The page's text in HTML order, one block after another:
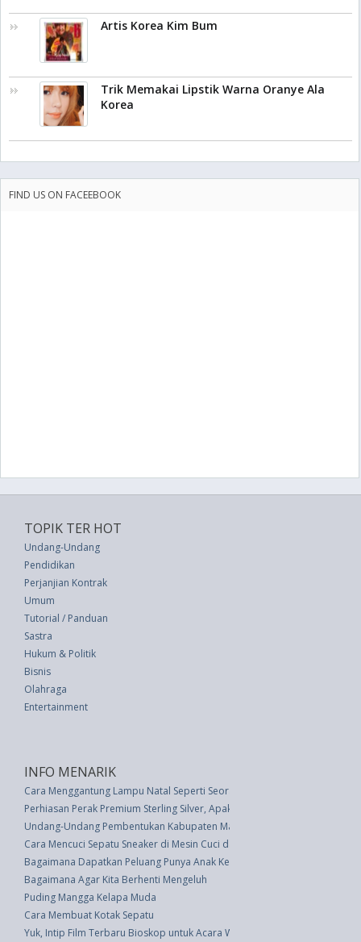
Artis Korea Kim Bum
Trik Memakai Lipstik Warna Oranye Ala
Korea
FIND US ON FACEEBOOK
TOPIK TER HOT
Undang-Undang
Pendidikan
Perjanjian Kontrak
Umum
Tutorial / Panduan
Sastra
Hukum & Politik
Bisnis
Olahraga
Entertainment
INFO MENARIK
Cara Menggantung Lampu Natal Seperti Seorang Profesional
Perhiasan Perak Premium Sterling Silver, Apakah Itu?
Undang-Undang Pembentukan Kabupaten Mamberamo Raya Di Provinsi
Cara Mencuci Sepatu Sneaker di Mesin Cuci dan dengan Tangan
Bagaimana Dapatkan Peluang Punya Anak Kembar?
Bagaimana Agar Kita Berhenti Mengeluh
Puding Mangga Kelapa Muda
Cara Membuat Kotak Sepatu
Yuk, Intip Film Terbaru Bioskop untuk Acara Weekend-mu